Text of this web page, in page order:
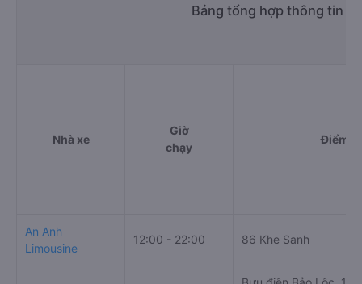
f. Giá vé giá xe khách đi Bến xe Miền Tây từ Đạ Huoai -
g. Review, đánh giá chất lượng xe Điền Linh Limousine
Nhà xe Điền Linh Limousine được đánh giá với số điểm
Văn phòng xe Điền Linh Limousine ở Đạ Huoai - Lâm